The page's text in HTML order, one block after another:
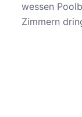
wessen
Zimmern